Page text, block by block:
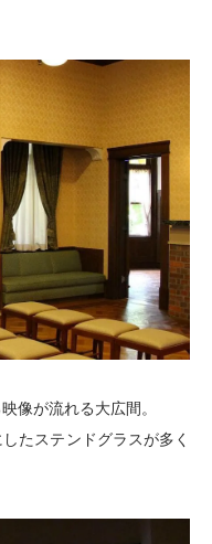
像が流れる大広間。
たステンドグラスが多く